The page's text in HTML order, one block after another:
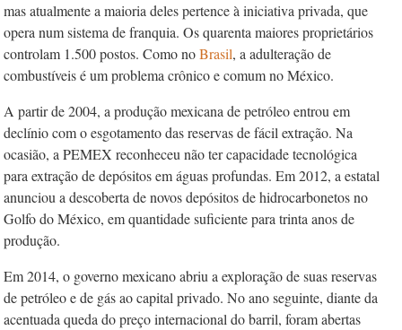
mas atualmente a maioria deles pertence à iniciativa privada, que
opera num sistema de franquia. Os quarenta maiores proprietários
controlam 1.500 postos. Como noBrasil, a adulteração de
combustíveis é um problema crônico e comum no México.
A partir de 2004, a produção mexicana de petróleo entrou em
declínio com o esgotamento das reservas de fácil extração. Na
ocasião, a PEMEX reconheceu não ter capacidade tecnológica
para extração de depósitos em águas profundas. Em 2012, a estatal
anunciou a descoberta de novos depósitos de hidrocarbonetos no
Golfo do México, em quantidade suficiente para trinta anos de
produção.
Em 2014, o governo mexicano abriu a exploração de suas reservas
de petróleo e de gás ao capital privado. No ano seguinte, diante da
acentuada queda do preço internacional do barril, foram abertas